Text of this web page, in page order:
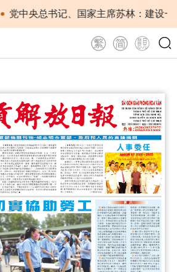
党中央总书记、国家主席苏林：建设一